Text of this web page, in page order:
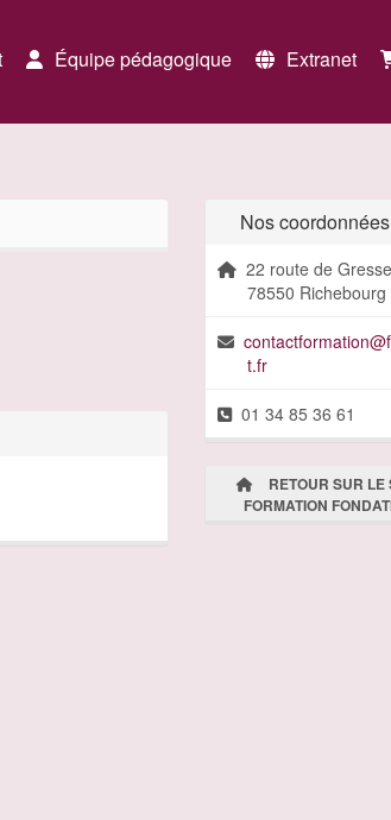
Équipe pédagogique
Extranet
Nos coordonnées
22 route de
78550 Richebourg
t.fr
01 34 85 36 61
RETOUR SUR LE
FORMATION